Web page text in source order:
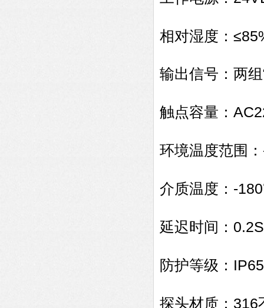
相对湿度：
输出信号：两
触点容量：
环境温度范围：
介质温度： -180
延迟时间： 0.2S
防护等级： IP65
探头材质： 316